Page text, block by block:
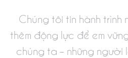
Chúng tôi tin hành trình
thêm động lực để em
chúng ta – những người